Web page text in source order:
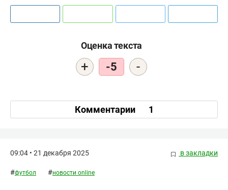
Оценка текста
+ -5 -
Комментарии 1
09:04 • 21 декабря 2025 в закладки
#футбол #новости online